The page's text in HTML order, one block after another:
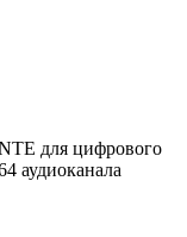
для цифрового
аудиоканала